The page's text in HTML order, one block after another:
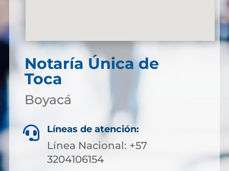
Notaría Única de
Toca
Boyacá
 Líneas de atención:
Línea Nacional: +57
3204106154